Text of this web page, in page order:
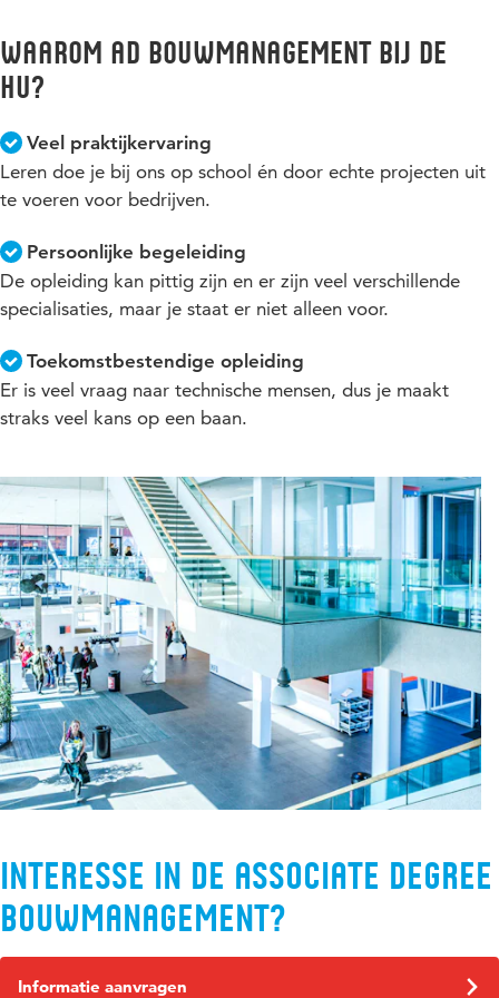
Waarom Ad Bouwmanagement bij de
HU?
Veel praktijkervaring
Leren doe je bij ons op school én door echte projecten uit
te voeren voor bedrijven.
Persoonlijke begeleiding
De opleiding kan pittig zijn en er zijn veel verschillende
specialisaties, maar je staat er niet alleen voor.
Toekomstbestendige opleiding
Er is veel vraag naar technische mensen, dus je maakt
straks veel kans op een baan.
Interesse in de Associate Degree
Bouwmanagement?
Informatie aanvragen